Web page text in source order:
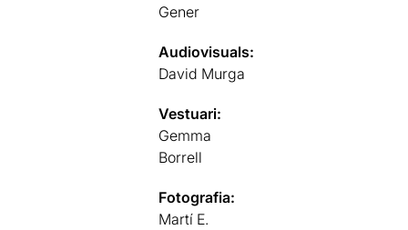
Gener
Audiovisuals:
David Murga
Vestuari:
Gemma
Borrell
Fotografia:
Martí E.